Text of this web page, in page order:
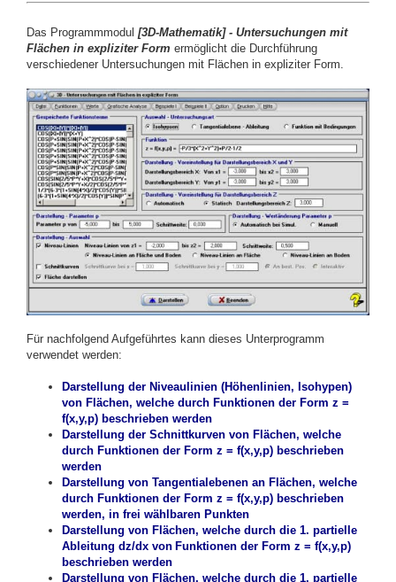
Das Programmmodul [3D-Mathematik] - Untersuchungen mit
Flächen in expliziter Form ermöglicht die Durchführung
verschiedener Untersuchungen mit Flächen in expliziter Form.
Für nachfolgend Aufgeführtes kann dieses Unterprogramm
verwendet werden:
Darstellung der Niveaulinien (Höhenlinien, Isohypen)
von Flächen, welche durch Funktionen der Form z =
f(x,y,p) beschrieben werden
Darstellung der Schnittkurven von Flächen, welche
durch Funktionen der Form z = f(x,y,p) beschrieben
werden
Darstellung von Tangentialebenen an Flächen, welche
durch Funktionen der Form z = f(x,y,p) beschrieben
werden, in frei wählbaren Punkten
Darstellung von Flächen, welche durch die 1. partielle
Ableitung dz/dx von Funktionen der Form z = f(x,y,p)
beschrieben werden
Darstellung von Flächen, welche durch die 1. partielle